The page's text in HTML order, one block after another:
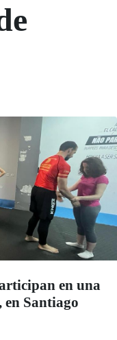
en una
en Santiago